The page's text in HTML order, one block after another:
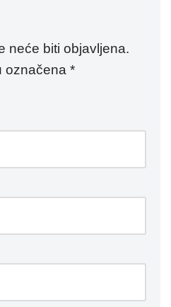
neće biti objavljena.
označena *